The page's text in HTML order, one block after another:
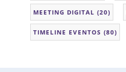
MEETING DIGITAL (20)
TIMELINE EVENTOS (80)